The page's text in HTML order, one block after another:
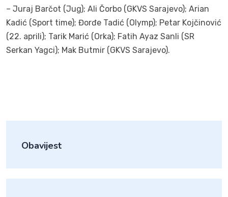
– Juraj Barčot (Jug); Ali Čorbo (GKVS Sarajevo); Arian
Kadić (Sport time); Đorđe Tadić (Olymp); Petar Kojčinović
(22. aprili); Tarik Marić (Orka); Fatih Ayaz Sanli (SR
Serkan Yagci); Mak Butmir (GKVS Sarajevo).
Obavijest